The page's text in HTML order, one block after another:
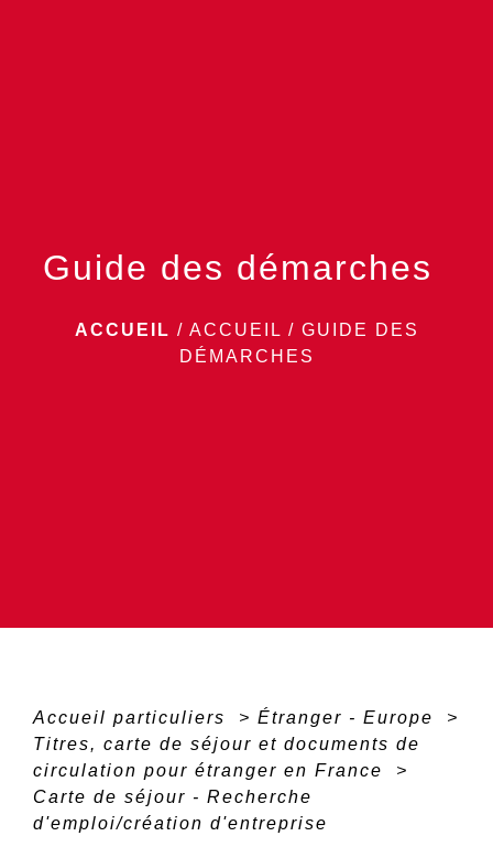
Guide des démarches
ACCUEIL / ACCUEIL / GUIDE DES
DÉMARCHES
Accueil particuliers > Étranger - Europe
>
Titres, carte de séjour et documents de
circulation pour étranger en France
>
Carte de séjour - Recherche
d'emploi/création d'entreprise